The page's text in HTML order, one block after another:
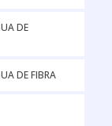
DE
DE FIBRA